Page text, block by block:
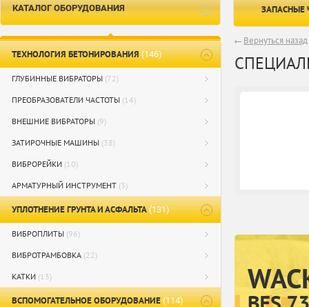
КАТАЛОГ ОБОРУДОВАНИЯ
ТЕХНОЛОГИЯ БЕТОНИРОВАНИЯ(146)
ГЛУБИННЫЕ ВИБРАТОРЫ (72)
ПРЕОБРАЗОВАТЕЛИ ЧАСТОТЫ (14)
ВНЕШНИЕ ВИБРАТОРЫ (9)
ЗАТИРОЧНЫЕ МАШИНЫ (38)
ВИБРОРЕЙКИ (10)
АРМАТУРНЫЙ ИНСТРУМЕНТ (3)
УПЛОТНЕНИЕ ГРУНТА И АСФАЛЬТА(131)
ВИБРОПЛИТЫ (96)
ВИБРОТРАМБОВКА (22)
КАТКИ (13)
ВСПОМОГАТЕЛЬНОЕ ОБОРУДОВАНИЕ(114)
ЗАПАСНЫЕ
Вернуться назад